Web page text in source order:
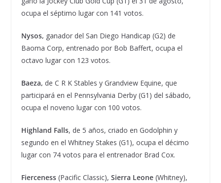
ocupa el séptimo lugar con 141 votos.
Nysos, ganador del San Diego Handicap (G2) de
Baoma Corp, entrenado por Bob Baffert, ocupa el
octavo lugar con 123 votos.
Baeza, de C R K Stables y Grandview Equine, que
participará en el Pennsylvania Derby (G1) del sábado,
ocupa el noveno lugar con 100 votos.
Highland Falls, de 5 años, criado en Godolphin y
segundo en el Whitney Stakes (G1), ocupa el décimo
lugar con 74 votos para el entrenador Brad Cox.
Fierceness(Pacific Classic), Sierra Leone(Whitney),